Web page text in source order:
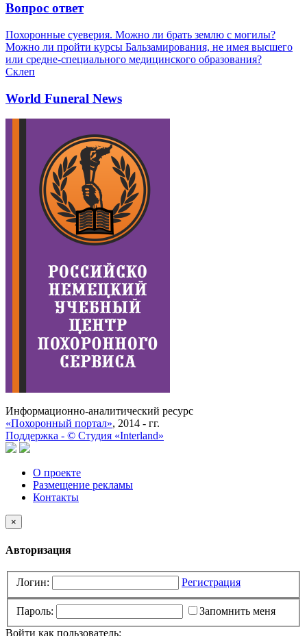
Вопрос ответ
Похоронные суеверия. Можно ли брать землю с могилы?
Можно ли пройти курсы Бальзамирования, не имея высшего
или средне-специального медицинского образования?
Склеп
World Funeral News
Информационно-аналитический ресурс
«Похоронный портал», 2014 - гг.
Поддержка - © Cтудия «Interland»
О проекте
Размещение рекламы
Контакты
×
Авторизация
Логин: Регистрация
Пароль:
Запомнить меня
Войти как пользователь: